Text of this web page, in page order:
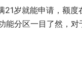
21岁就能申请，额度
能分区一目了然，对